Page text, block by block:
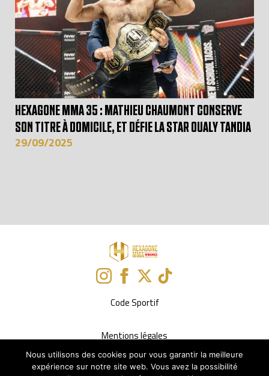
HEXAGONE MMA 35 : MATHIEU CHAUMONT CONSERVE
SON TITRE À DOMICILE, ET DÉFIE LA STAR OUALY TANDIA
29/09/2025
Code Sportif
Mentions légales
Politique de confidentialité
Nous utilisons des cookies pour vous garantir la meilleure
expérience sur notre site web. Vous avez la possibilité